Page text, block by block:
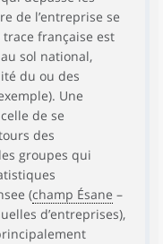
de l’entreprise se
française est
sol national,
du ou des
Une
de se
des
groupes qui
(champ Ésane –
d’entreprises),